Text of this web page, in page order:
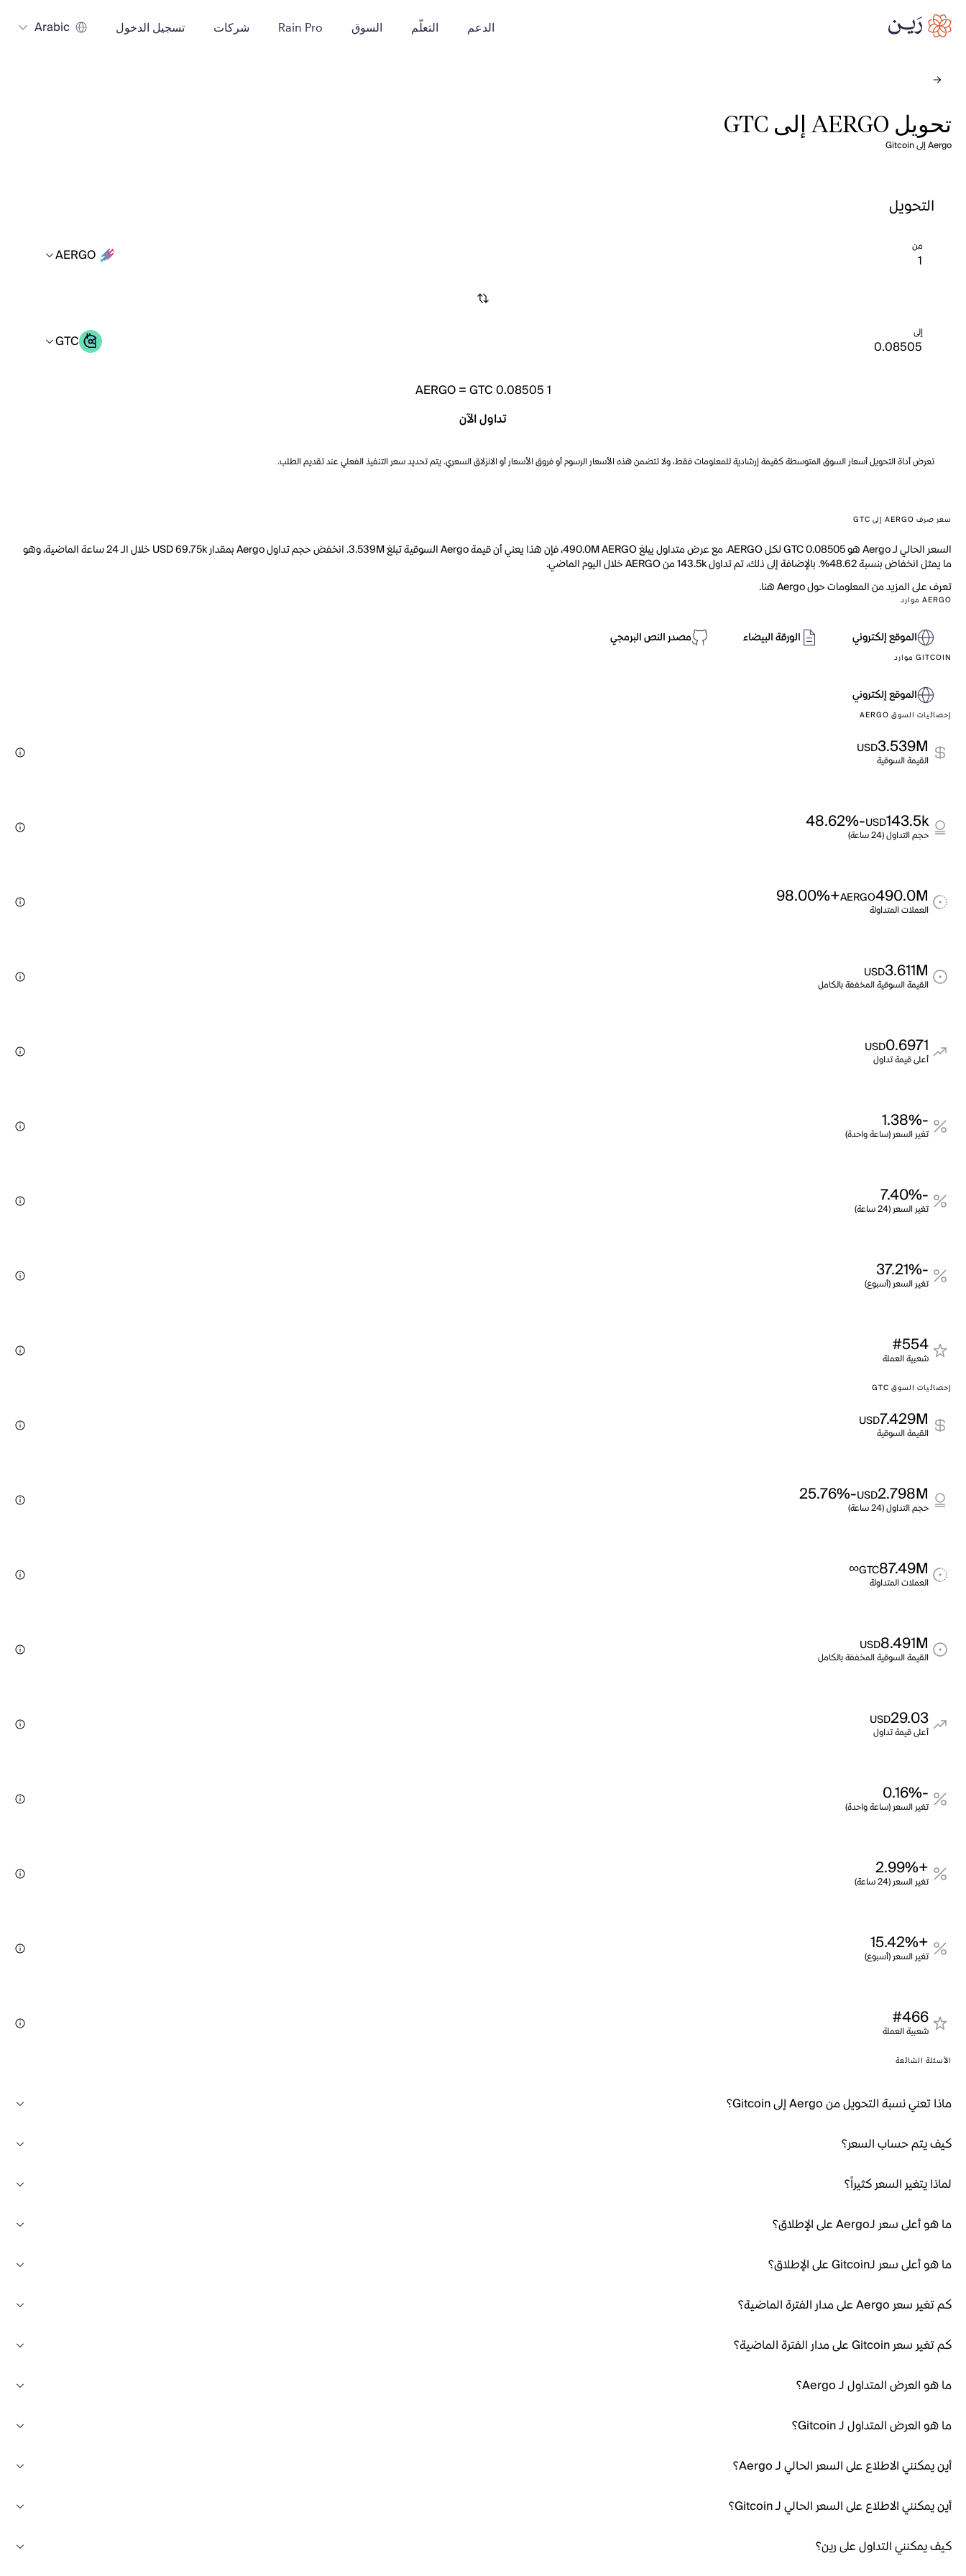
الدعم التعلّم السوق Rain Pro شركات تسجيل الدخول Arabic
تحويل AERGO إلى GTC
Aergo إلى Gitcoin
التحويل
من AERGO
إلى GTC
1
AERGO=GTC 0.08505
تداول الآن
تعرض أداة التحويل أسعار السوق المتوسطة كقيمة إرشادية للمعلومات فقط، ولا تتضمن هذه الأسعار الرسوم أو فروق الأسعار أو الانزلاق السعري. يتم تحديد سعر التنفيذ الفعلي عند تقديم الطلب.
سعر صرف AERGO إلى GTC
السعر الحالي لـ Aergo هو GTC 0.08505 لكل AERGO. مع عرض متداول يبلغ 490.0M AERGO، فإن هذا يعني أن قيمة Aergo السوقية تبلغ 3.539M. انخفض حجم تداول Aergo بمقدار USD 69.75k خلال الـ 24 ساعة الماضية، وهو
ما يمثل انخفاض بنسبة 48.62%. بالإضافة إلى ذلك، تم تداول 143.5k من AERGO خلال اليوم الماضي.
تعرف على المزيد من المعلومات حول Aergo هنا.
AERGO موارد
الموقع إلكتروني الورقة البيضاء مصدر النص البرمجي
GITCOIN موارد
الموقع إلكتروني
إحصائيات السوق AERGO
3.539M
USD
القيمة السوقية
143.5k
USD
-48.62%
حجم التداول (24 ساعة)
490.0M
AERGO
+98.00%
العملات المتداولة
3.611M
USD
القيمة السوقية المخففة بالكامل
0.6971
USD
أعلى قيمة تداول
-1.38%
تغير السعر (ساعة واحدة)
-7.40%
تغير السعر (24 ساعة)
-37.21%
تغير السعر (أسبوع)
#554
شعبية العملة
إحصائيات السوق GTC
7.429M
USD
القيمة السوقية
2.798M
USD
-25.76%
حجم التداول (24 ساعة)
87.49M
GTC
∞
العملات المتداولة
8.491M
USD
القيمة السوقية المخففة بالكامل
29.03
USD
أعلى قيمة تداول
-0.16%
تغير السعر (ساعة واحدة)
+2.99%
تغير السعر (24 ساعة)
+15.42%
تغير السعر (أسبوع)
#466
شعبية العملة
الأسئلة الشائعة
ماذا تعني نسبة التحويل من Aergo إلى Gitcoin؟
كيف يتم حساب السعر؟
لماذا يتغير السعر كثيراً؟
ما هو أعلى سعر لـAergo على الإطلاق؟
ما هو أعلى سعر لـGitcoin على الإطلاق؟
كم تغير سعر Aergo على مدار الفترة الماضية؟
كم تغير سعر Gitcoin على مدار الفترة الماضية؟
ما هو العرض المتداول لـ Aergo؟
ما هو العرض المتداول لـ Gitcoin؟
أين يمكنني الاطلاع على السعر الحالي لـ Aergo؟
أين يمكنني الاطلاع على السعر الحالي لـ Gitcoin؟
كيف يمكنني التداول على رين؟